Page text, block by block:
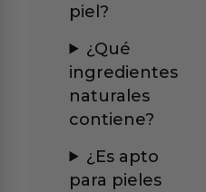
piel?
¿Qué
ingredientes
naturales
contiene?
¿Es apto
para pieles